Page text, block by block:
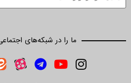
ما را در شبکه‌های اجتماعی دنبال کنید